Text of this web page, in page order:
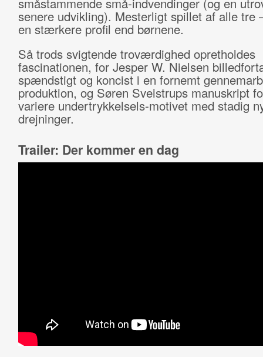
senere udvikling). Mesterligt spillet af alle tre
en stærkere profil end børnene.
Så trods svigtende troværdighed opretholdes
fascinationen, for Jesper W. Nielsen
spændstigt og koncist i en fornemt
produktion, og Søren Sveistrups manuskript
variere undertrykkelsels-motivet med stadig
drejninger.
Trailer: Der kommer en dag